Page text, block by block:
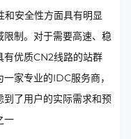
安全性方面具有明显
制。对于需要高速、稳
有优质CN2线路的站群
家专业的IDC服务商，
了用户的实际需求和预
一